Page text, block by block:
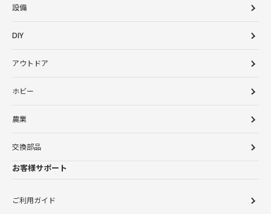
設備
DIY
アウトドア
ホビー
農業
交換部品
お客様サポート
ご利用ガイド